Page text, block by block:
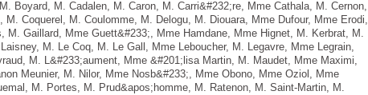
Boyard, M. Cadalen, M. Caron, M. Carri&#232;re, Mme Cathala, M. Cernon,
M. Coquerel, M. Coulomme, M. Delogu, M. Diouara, Mme Dufour, Mme Erodi,
M. Gaillard, Mme Guett&#233;, Mme Hamdane, Mme Hignet, M. Kerbrat, M.
M. Le Coq, M. Le Gall, Mme Leboucher, M. Legavre, Mme Legrain,
M. L&#233;aument, Mme &#201;lisa Martin, M. Maudet, Mme Maximi,
Meunier, M. Nilor, Mme Nosb&#233;, Mme Obono, Mme Oziol, Mme
M. Portes, M. Prud&apos;homme, M. Ratenon, M. Saint-Martin, M.